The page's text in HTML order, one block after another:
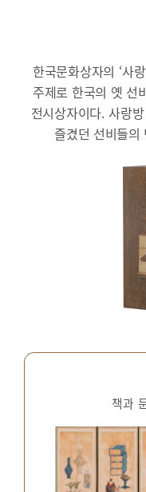
한국문화상자의 ‘사
주제로 한국의 옛 선
전시상자이다. 사랑
즐겼던 선비들의
책과